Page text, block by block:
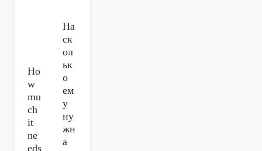
Ho
w
mu
ch
it
ne
eds
На
ск
ол
ьк
о
ем
у
ну
жн
а